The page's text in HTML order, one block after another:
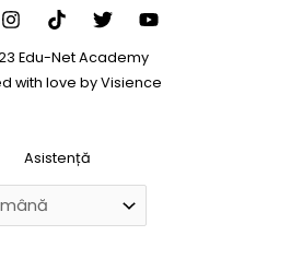
Edu-Net Academy
with love byVisience
Asistență